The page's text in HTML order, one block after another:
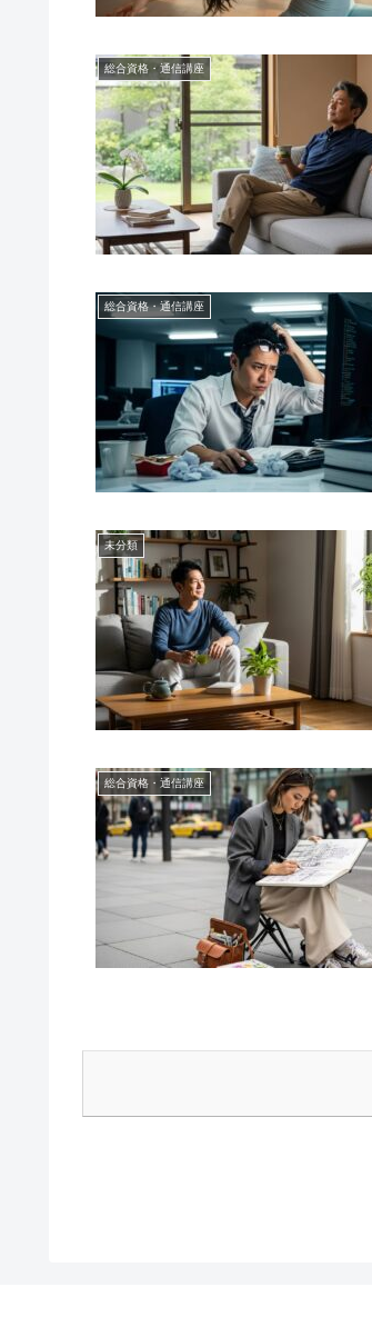
総合資格・通信講座
総合資格・通信講座
未分類
総合資格・通信講座